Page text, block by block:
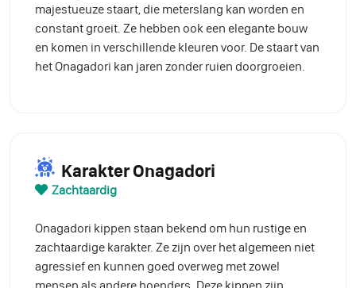
majestueuze staart, die meterslang kan worden en
constant groeit. Ze hebben ook een elegante bouw
en komen in verschillende kleuren voor. De staart van
het Onagadori kan jaren zonder ruien doorgroeien.
Karakter Onagadori
Zachtaardig
Onagadori kippen staan bekend om hun rustige en
zachtaardige karakter. Ze zijn over het algemeen niet
agressief en kunnen goed overweg met zowel
mensen als andere hoenders. Deze kippen zijn